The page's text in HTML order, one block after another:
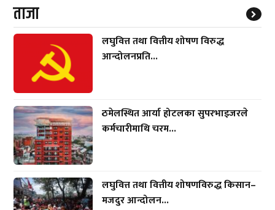
ताजा
लघुवित्त तथा वित्तीय शोषण विरुद्ध
आन्दोलनप्रति...
ठमेलस्थित आर्या होटलका सुपरभाइजरले
कर्मचारीमाथि चरम...
लघुवित्त तथा वित्तीय शोषणविरुद्ध किसान–
मजदुर आन्दोलन...